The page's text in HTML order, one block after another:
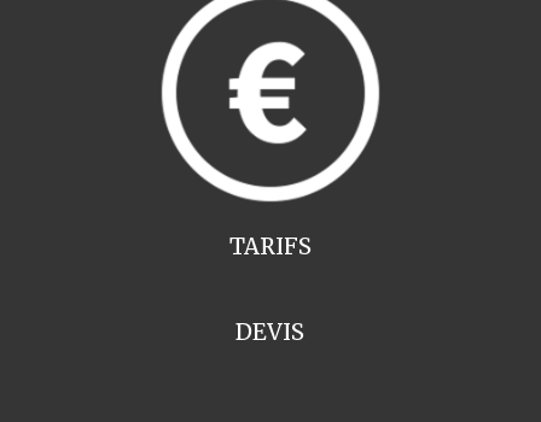
TARIFS
DEVIS